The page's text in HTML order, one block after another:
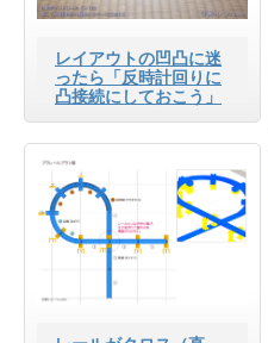
レイアウトの凹凸に迷
ったら「反時計回りに
凸接続にしておこう」